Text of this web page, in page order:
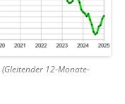
12-Monate-